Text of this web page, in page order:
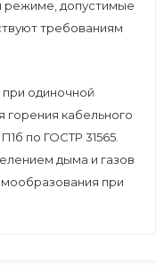
режиме, допустимые
требованиям
одиночной
горения кабельного
по ГОСТР 31565.
дыма и газов
при